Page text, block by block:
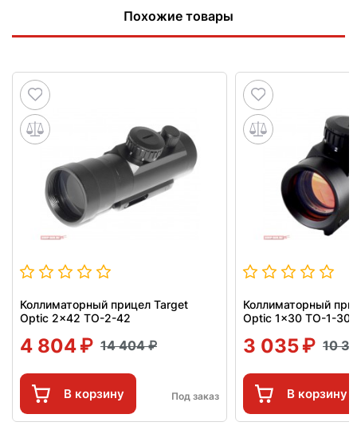
Похожие товары
Коллиматорный прицел Target
Optic 2x42 TO-2-42
4 804 14 404
В корзину Под заказ
Коллиматорный
Optic 1x30 TO-1-30-
3 035 10
В корзину